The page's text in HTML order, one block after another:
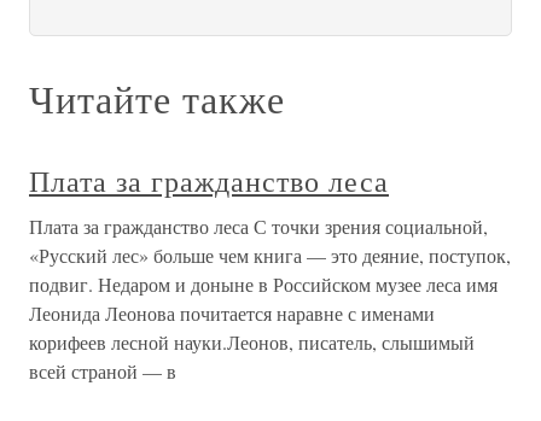
Читайте также
Плата за гражданство леса
Плата за гражданство леса С точки зрения социальной,
«Русский лес» больше чем книга — это деяние, поступок,
подвиг. Недаром и доныне в Российском музее леса имя
Леонида Леонова почитается наравне с именами
корифеев лесной науки.Леонов, писатель, слышимый
всей страной — в